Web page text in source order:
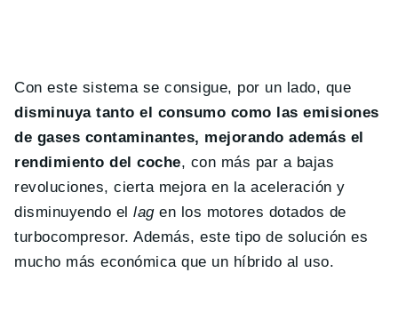
Con este sistema se consigue, por un lado, que
disminuya tanto el consumo como las emisiones
de gases contaminantes, mejorando además el
rendimiento del coche, con más par a bajas
revoluciones, cierta mejora en la aceleración y
disminuyendo ellagen los motores dotados de
turbocompresor. Además, este tipo de solución es
mucho más económica que un híbrido al uso.